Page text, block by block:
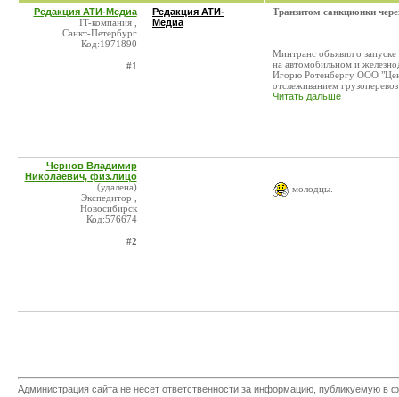
Редакция АТИ-Медиа
IT-компания ,
Санкт-Петербург
Код:1971890
#1
Редакция АТИ-
Медиа
Транзитом санкционки
Минтранс объявил о
на автомобильном и
Игорю Ротенбергу ООО
отслеживанием
Читать дальше
Чернов Владимир
Николаевич, физ.лицо
(удалена)
Экспедитор ,
Новосибирск
Код:576674
#2
молодцы.
Администрация сайта не несет ответственности за информацию, публикуемую